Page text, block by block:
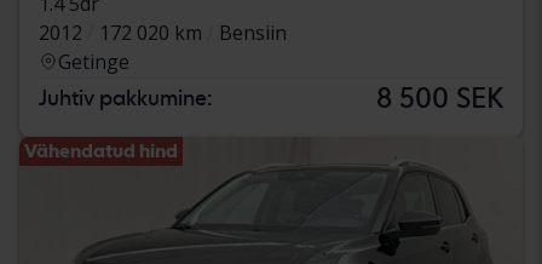
2012
172 020 km
Bensiin
Getinge
Juhtiv pakkumine: 8 500 SEK
Vähendatud hind